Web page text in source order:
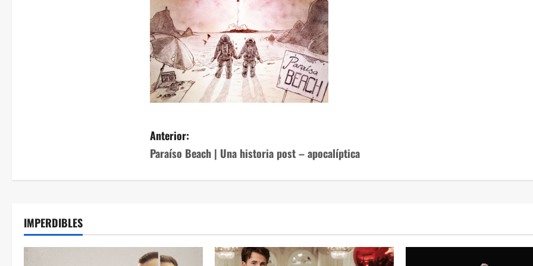
Anterior:
Paraíso Beach | Una historia post – apocalíptica
IMPERDIBLES